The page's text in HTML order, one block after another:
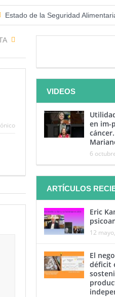
de la Seguridad Alimentaria
VIDEOS
en im-
6
ARTÍCULOS
Eric
12
El
déficit